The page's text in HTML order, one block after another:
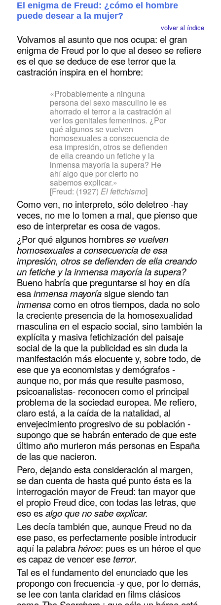
El enigma de Freud: ¿cómo el hombre
puede desear a la mujer?
volver al índice
Volvamos al asunto que nos ocupa: el gran
enigma de Freud por lo que al deseo se refiere
es el que se deduce de ese terror que la
castración inspira en el hombre:
«Probablemente a ninguna
persona del sexo masculino le es
ahorrado el terror a la castración al
ver los genitales femeninos. ¿Por
qué algunos se vuelven
homosexuales a consecuencia de
esa impresión, otros se defienden
de ella creando un fetiche y la
inmensa mayoría la supera? He
ahí algo que por cierto no
sabemos explicar.»
[Freud: (1927) El fetichismo]
Como ven, no interpreto, sólo deletreo -hay
veces, no me lo tomen a mal, que pienso que
eso de interpretar es cosa de vagos.
¿Por qué algunos hombresse vuelven
homosexuales a consecuencia de esa
impresión, otros se defienden de ella creando
un fetiche y la inmensa mayoría la supera?
Bueno habría que preguntarse si hoy en día
esainmensa mayoríasigue siendo tan
inmensacomo en otros tiempos, dada no solo
la creciente presencia de la homosexualidad
masculina en el espacio social, sino también la
explícita y masiva fetichización del paisaje
social de la que la publicidad es sin duda la
manifestación más elocuente y, sobre todo, de
ese que ya economistas y demógrafos -
aunque no, por más que resulte pasmoso,
psicoanalistas- reconocen como el principal
problema de la sociedad europea. Me refiero,
claro está, a la caída de la natalidad, al
envejecimiento progresivo de su población -
supongo que se habrán enterado de que este
último año murieron más personas en España
de las que nacieron.
Pero, dejando esta consideración al margen,
se dan cuenta de hasta qué punto ésta es la
interrogación mayor de Freud: tan mayor que
el propio Freud dice, con todas las letras, que
eso esalgo que no sabe explicar.
Les decía también que, aunque Freud no da
ese paso, es perfectamente posible introducir
aquí la palabrahéroe: pues es un héroe el que
es capaz de vencer ese terror.
Tal es el fundamento del enunciado que les
propongo con frecuencia -y que, por lo demás,
se lee con tanta claridad en films clásicos